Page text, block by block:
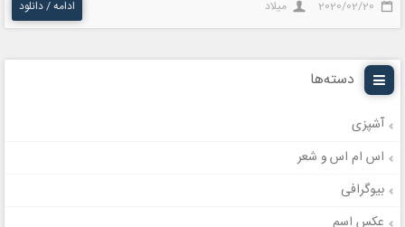
2020/02/20 میلاد ادامه / دانلود
دسته‌ها
آشپزی
اس ام اس و شعر
بیوگرافی
عکس اسم